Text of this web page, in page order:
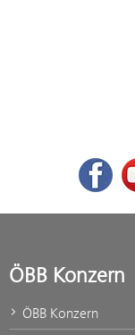
ÖBB Konzern
ÖBB Konzern